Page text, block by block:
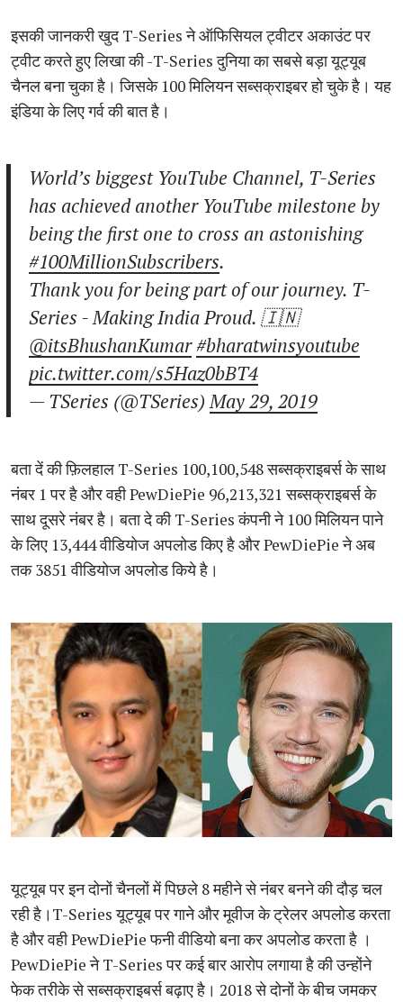
इसकी जानकरी खुद T-Series ने ऑफिसियल ट्वीटर अकाउंट पर
ट्वीट करते हुए लिखा की -T-Series दुनिया का सबसे बड़ा यूट्यूब
चैनल बना चुका है। जिसके 100 मिलियन सब्सक्राइबर हो चुके है। यह
इंडिया के लिए गर्व की बात है।
World’s biggest YouTube Channel, T-Series
has achieved another YouTube milestone by
being the first one to cross an astonishing
#100MillionSubscribers.
Thank you for being part of our journey. T-
Series - Making India Proud. 🇮🇳
@itsBhushanKumar #bharatwinsyoutube
pic.twitter.com/s5Haz0bBT4
— TSeries (@TSeries)May 29, 2019
बता दें की फ़िलहाल T-Series 100,100,548 सब्सक्राइबर्स के साथ
नंबर 1 पर है और वही PewDiePie 96,213,321 सब्सक्राइबर्स के
साथ दूसरे नंबर है। बता दे की T-Series कंपनी ने 100 मिलियन पाने
के लिए 13,444 वीडियोज अपलोड किए है और PewDiePie ने अब
तक 3851 वीडियोज अपलोड किये है।
यूट्यूब पर इन दोनों चैनलों में पिछले 8 महीने से नंबर बनने की दौड़ चल
रही है।T-Series यूट्यूब पर गाने और मूवीज के ट्रेलर अपलोड करता
है और वही PewDiePie फनी वीडियो बना कर अपलोड करता है ।
PewDiePie ने T-Series पर कई बार आरोप लगाया है की उन्होंने
फेक तरीके से सब्सक्राइबर्स बढ़ाए है। 2018 से दोनों के बीच जमकर